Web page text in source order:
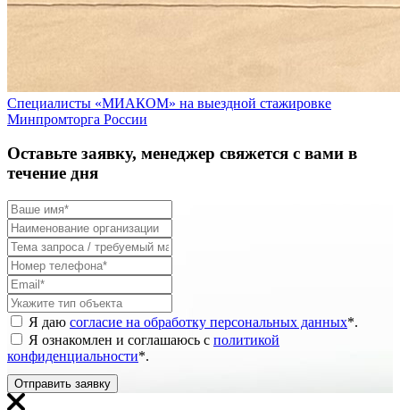
Специалисты «МИАКОМ» на выездной стажировке
Минпромторга России
Оставьте заявку, менеджер свяжется с вами в
течение дня
Я даю согласие на обработку персональных данных*.
Я ознакомлен и соглашаюсь с политикой
конфиденциальности*.
Отправить заявку